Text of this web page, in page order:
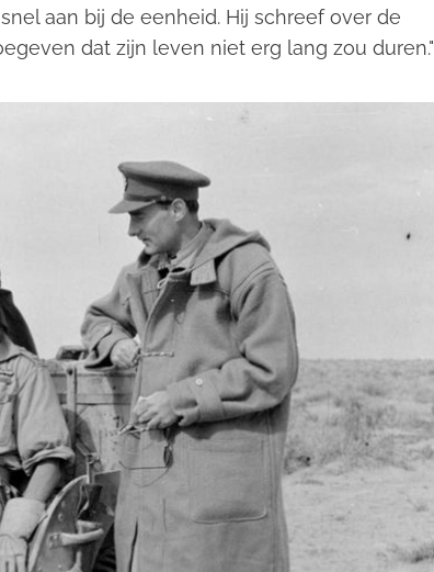
aan bij de eenheid. Hij schreef over de
dat zijn leven niet erg lang zou duren."